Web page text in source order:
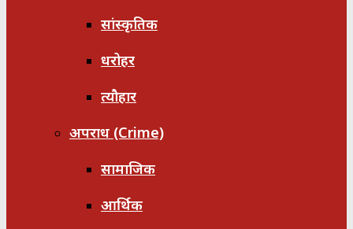
सांस्कृतिक
धरोहर
त्यौहार
अपराध (Crime)
सामाजिक
आर्थिक